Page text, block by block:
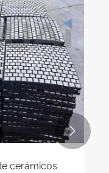
cerámicos
